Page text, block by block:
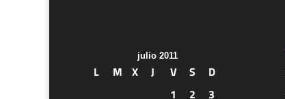
julio 2011
L M X J V S
D
1
2 3